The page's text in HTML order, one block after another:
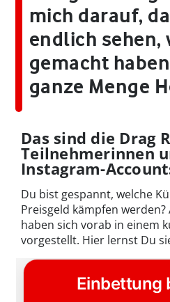
mich darauf,
endlich sehen,
gemacht
ganze Menge
Das sind die Drag
Teilnehmerinnen
Instagram-
Du bist gespannt, welche
Preisgeld kämpfen werden?
haben sich vorab in einem
vorgestellt. Hier lernst Du